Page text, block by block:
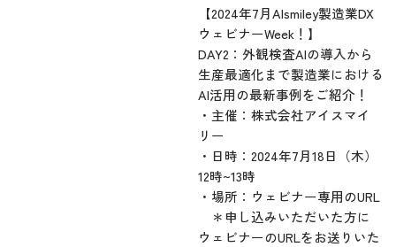
【2024年7月AIsmiley製造業DX
ウェビナーWeek！】
DAY2：外観検査AIの導入から
生産最適化まで製造業における
AI活用の最新事例をご紹介！
・主催：株式会社アイスマイ
リー
・日時：2024年7月18日（木）
12時~13時
・場所：ウェビナー専用のURL
＊申し込みいただいた方に
ウェビナーのURLをお送りいた